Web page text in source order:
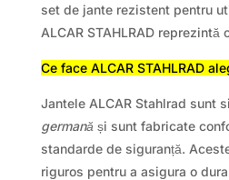
set de jante rezistent pentru
ALCAR STAHLRAD
Ce face ALCAR STAHLRAD
Jantele ALCAR Stahlrad sunt
germană și sunt fabricate
standarde de siguranță.
riguros pentru a asigura o